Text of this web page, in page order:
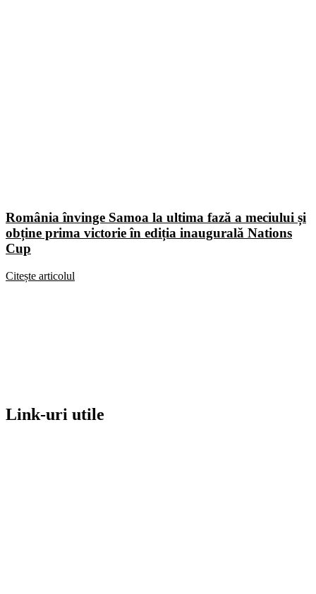
România învinge Samoa la ultima fază a meciului și
obține prima victorie în ediția inaugurală Nations
Cup
Citește articolul
Link-uri utile